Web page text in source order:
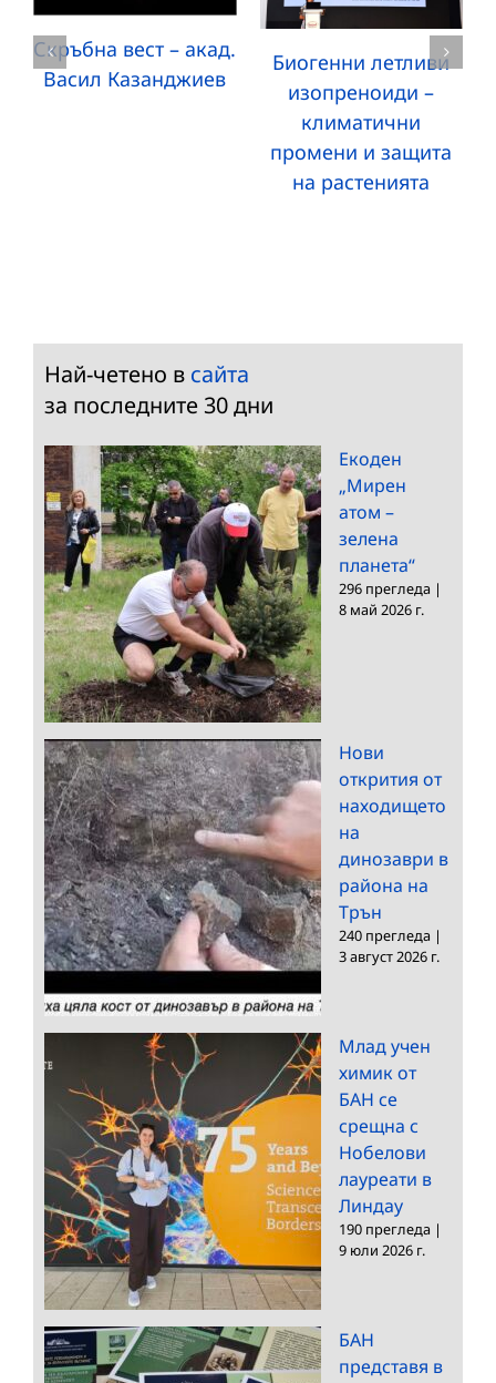
Скръбна вест – акад.
Васил Казанджиев
Биогенни летливи
изопреноиди –
климатични
промени и защита
на растенията
Най-четено в сайта
за последните 30 дни
Екоден
„Мирен
атом –
зелена
планета“
296 прегледа |
8 май 2026 г.
Нови
открития от
находището
на
динозаври в
района на
Трън
240 прегледа |
3 август 2026 г.
Млад учен
химик от
БАН се
срещна с
Нобелови
лауреати в
Линдау
190 прегледа |
9 юли 2026 г.
БАН
представя в